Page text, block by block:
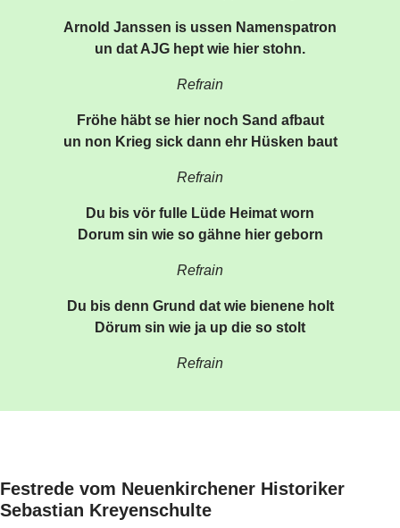
Arnold Janssen is ussen Namenspatron
un dat AJG hept wie hier stohn.
Refrain
Fröhe häbt se hier noch Sand afbaut
un non Krieg sick dann ehr Hüsken baut
Refrain
Du bis vör fulle Lüde Heimat worn
Dorum sin wie so gähne hier geborn
Refrain
Du bis denn Grund dat wie bienene holt
Dörum sin wie ja up die so stolt
Refrain
Festrede vom Neuenkirchener Historiker
Sebastian Kreyenschulte